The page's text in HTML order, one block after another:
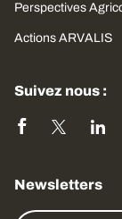
Perspectives
Actions ARVALIS
Suivez nous :
Newsletters